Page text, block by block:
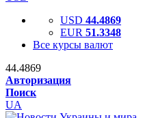
USD 44.4869
EUR 51.3348
Все курсы валют
44.4869
Авторизация
Поиск
UA